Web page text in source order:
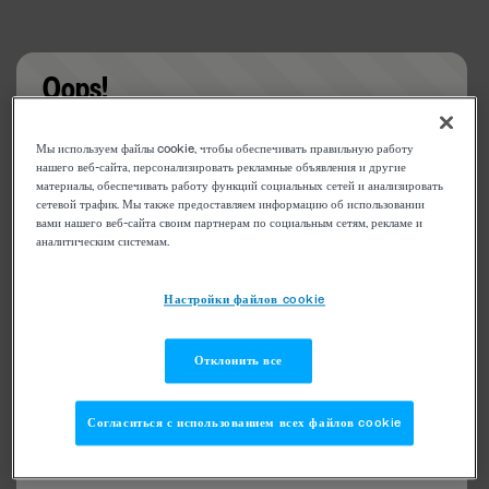
Oops!
Something went wrong. Please try refreshing the
app
Мы используем файлы cookie, чтобы обеспечивать правильную работу
нашего веб-сайта, персонализировать рекламные объявления и другие
материалы, обеспечивать работу функций социальных сетей и анализировать
сетевой трафик. Мы также предоставляем информацию об использовании
вами нашего веб-сайта своим партнерам по социальным сетям, рекламе и
аналитическим системам.
Настройки файлов cookie
Отклонить все
Согласиться с использованием всех файлов cookie